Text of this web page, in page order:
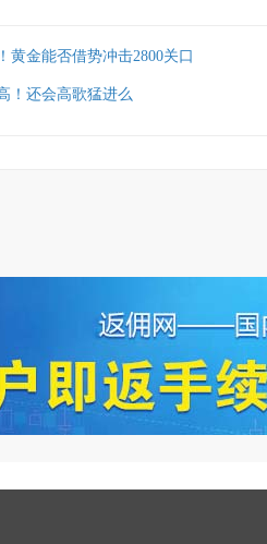
黄金能否借势冲击2800关口
！还会高歌猛进么